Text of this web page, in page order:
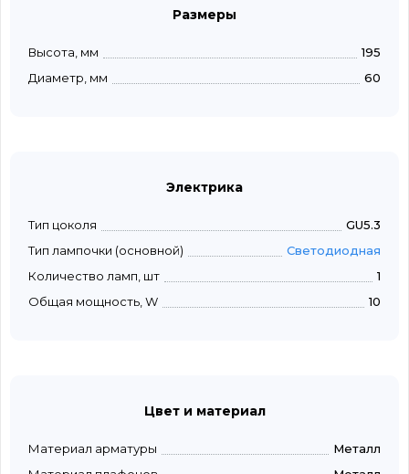
Размеры
Высота, мм
195
Диаметр, мм
60
Электрика
Тип цоколя
GU5.3
Тип лампочки (основной)
Светодиодная
Количество ламп, шт
1
Общая мощность, W
10
Цвет и материал
Материал арматуры
Металл